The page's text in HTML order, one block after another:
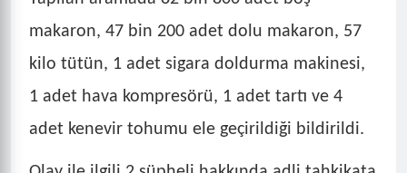
sigara dolumu yapılarak satılacağı yönünde
istihbarı bilgiler edinilmesi üzerine çalışma
Cumhuriyet Başsavcılığı koordinesinde